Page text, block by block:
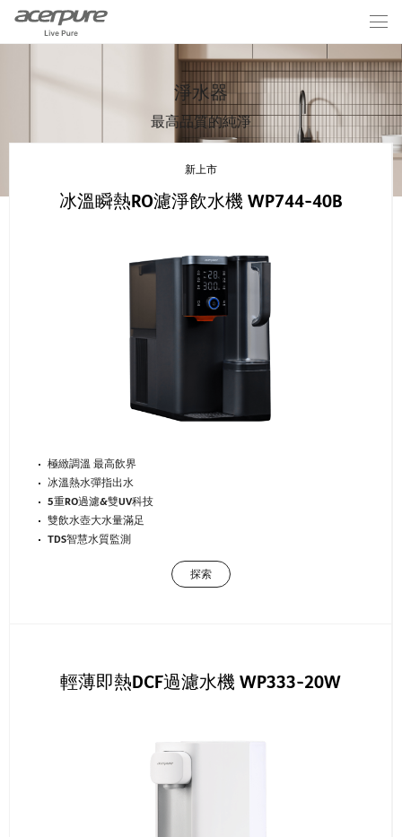
淨水器
最高品質的純淨
新上市
冰溫瞬熱RO濾淨飲水機 WP744-40B
極緻調溫 最高飲界
冰溫熱水彈指出水
5重RO過濾&雙UV科技
雙飲水壺大水量滿足
TDS智慧水質監測
探索
輕薄即熱DCF過濾水機 WP333-20W